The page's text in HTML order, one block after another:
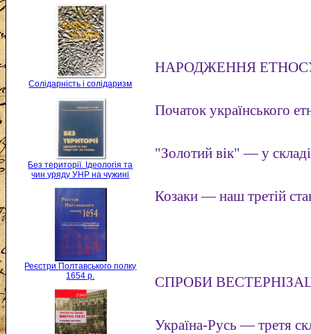
Солідарність і солідаризм
Без території. Ідеологія та
чин уряду УНР на чужині
Реєстри Полтавського полку
1654 р.
НАРОДЖЕННЯ
Початок українського
"Золотий вік" — у
Козаки — наш третій
СПРОБИ
Україна-Русь — третя